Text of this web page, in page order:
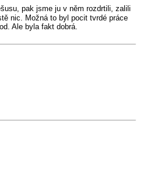
pak jsme ju v něm rozdrtili, zalili
nic. Možná to byl pocit tvrdé práce
Ale byla fakt dobrá.